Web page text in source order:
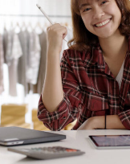
BENZERLIKLER
VE
FARKLILIKLAR